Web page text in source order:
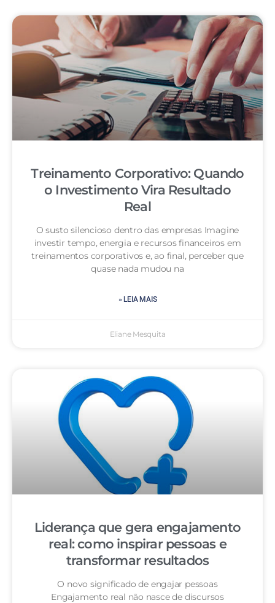
Treinamento Corporativo: Quando
o Investimento Vira Resultado
Real
O susto silencioso dentro das empresas Imagine
investir tempo, energia e recursos financeiros em
treinamentos corporativos e, ao final, perceber que
quase nada mudou na
» LEIA MAIS
Eliane Mesquita
Liderança que gera engajamento
real: como inspirar pessoas e
transformar resultados
O novo significado de engajar pessoas
Engajamento real não nasce de discursos